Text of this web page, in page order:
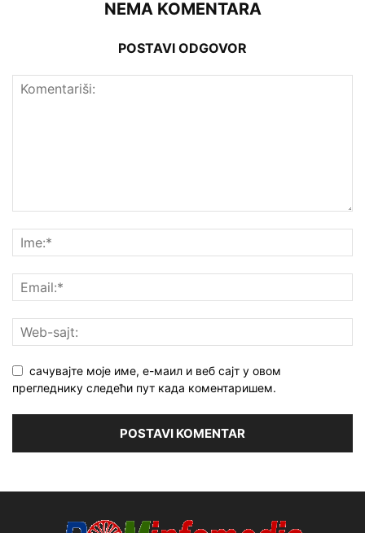
NEMA KOMENTARA
POSTAVI ODGOVOR
сачувајте моје име, е-маил и веб сајт у овом
прегледнику следећи пут када коментаришем.